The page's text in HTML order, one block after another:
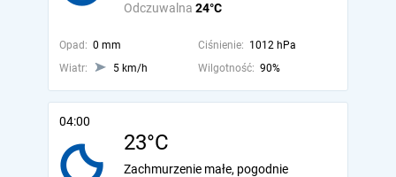
Odczuwalna 24°C
Opad: 0 mm Ciśnienie: 1012 hPa
Wiatr:
5 km/h Wilgotność: 90%
04:00
23°C
Zachmurzenie małe, pogodnie